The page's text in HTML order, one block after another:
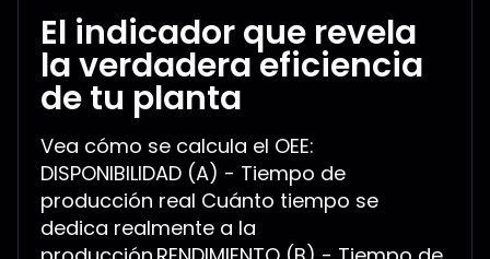
El indicador que revela
la verdadera eficiencia
de tu planta
Vea cómo se calcula el OEE:
DISPONIBILIDAD (A) - Tiempo de
producción real Cuánto tiempo se
dedica realmente a la